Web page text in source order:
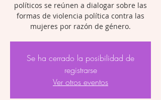
políticos se reúnen a dialogar sobre las
formas de violencia política contra las
mujeres por razón de género.
Se ha cerrado la posibilidad de
registrarse
Ver otros eventos